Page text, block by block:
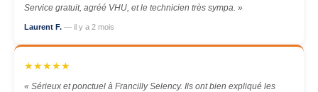
Service gratuit, agréé VHU, et le technicien très sympa. »
Laurent F. — il y a 2 mois
★★★★★
« Sérieux et ponctuel à Francilly Selency. Ils ont bien expliqué les